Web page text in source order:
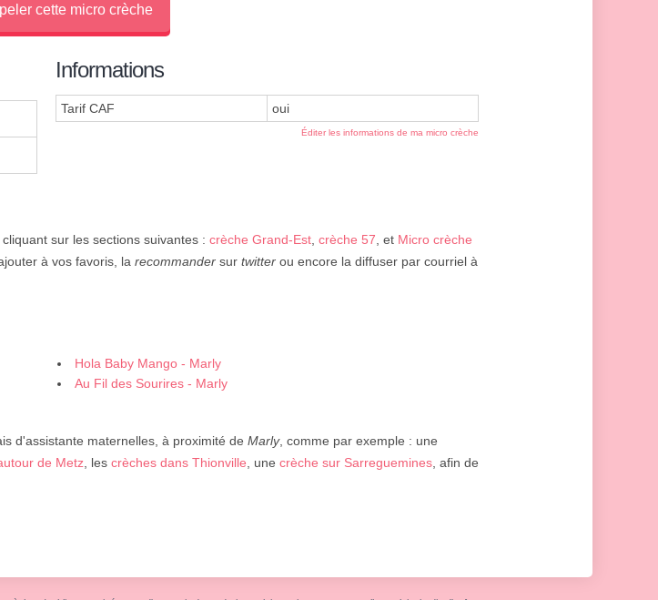
cette micro crèche
Informations
Tarif CAF oui
Éditer les informations de ma micro crèche
sur les sections suivantes : crèche Grand-Est, crèche 57, et Micro crèche
à vos favoris, la recommander sur twitter ou encore la diffuser par courriel à
Hola Baby Mango - Marly
Au Fil des Sourires - Marly
d'assistante maternelles, à proximité de Marly, comme par exemple : une
de Metz, les crèches dans Thionville, une crèche sur Sarreguemines, afin de